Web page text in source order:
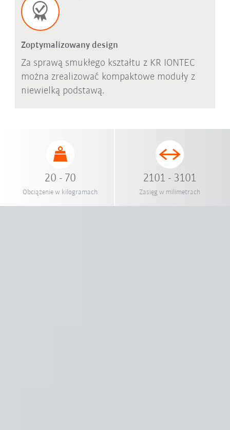
Zoptymalizowany design
Za sprawą smukłego kształtu z KR IONTEC
można zrealizować kompaktowe moduły z
niewielką podstawą.
20 - 70
Obciążenie w kilogramach
2101 - 3101
Zasięg w milimetrach